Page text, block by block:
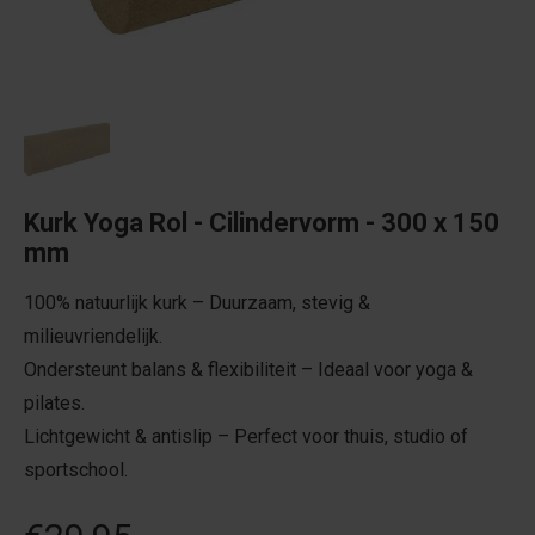
Kurk Yoga Rol - Cilindervorm - 300 x 150
mm
100% natuurlijk kurk – Duurzaam, stevig &
milieuvriendelijk.
Ondersteunt balans & flexibiliteit – Ideaal voor yoga &
pilates.
Lichtgewicht & antislip – Perfect voor thuis, studio of
sportschool.